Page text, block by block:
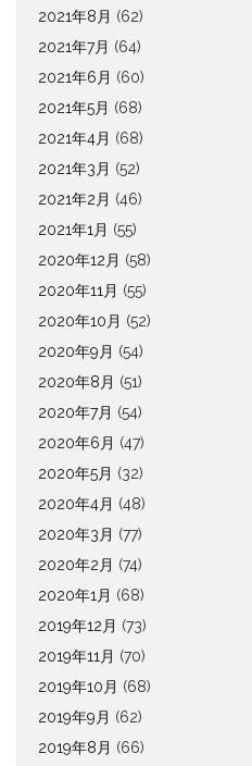
2021年8月 (62)
2021年7月 (64)
2021年6月 (60)
2021年5月 (68)
2021年4月 (68)
2021年3月 (52)
2021年2月 (46)
2021年1月 (55)
2020年12月 (58)
2020年11月 (55)
2020年10月 (52)
2020年9月 (54)
2020年8月 (51)
2020年7月 (54)
2020年6月 (47)
2020年5月 (32)
2020年4月 (48)
2020年3月 (77)
2020年2月 (74)
2020年1月 (68)
2019年12月 (73)
2019年11月 (70)
2019年10月 (68)
2019年9月 (62)
2019年8月 (66)